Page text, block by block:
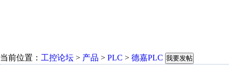
当前位置： 工控论坛 > 产品 > PLC > 德嘉PLC 我要发帖